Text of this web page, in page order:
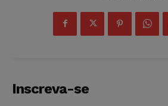
Inscreva-se